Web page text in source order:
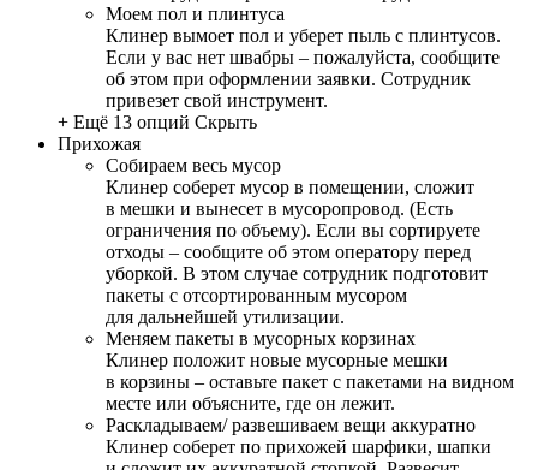
Моем пол и плинтуса
Клинер вымоет пол и уберет пыль с плинтусов.
Если у вас нет швабры – пожалуйста, сообщите
об этом при оформлении заявки. Сотрудник
привезет свой инструмент.
+ Ещё 13 опций Скрыть
Прихожая
Собираем весь мусор
Клинер соберет мусор в помещении, сложит
в мешки и вынесет в мусоропровод. (Есть
ограничения по объему). Если вы сортируете
отходы – сообщите об этом оператору перед
уборкой. В этом случае сотрудник подготовит
пакеты с отсортированным мусором
для дальнейшей утилизации.
Меняем пакеты в мусорных корзинах
Клинер положит новые мусорные мешки
в корзины – оставьте пакет с пакетами на видном
месте или объясните, где он лежит.
Раскладываем/ развешиваем вещи аккуратно
Клинер соберет по прихожей шарфики, шапки